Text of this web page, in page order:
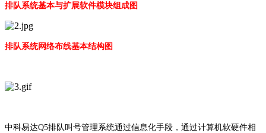
排队系统基本与扩展软件模块组成图
排队系统网络布线基本结构图
中科易达Q5排队叫号管理系统通过信息化手段，通过计算机软硬件相